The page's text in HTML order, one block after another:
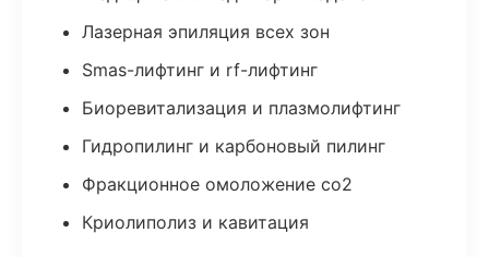
Лазерная эпиляция всех зон
Smas-лифтинг и rf-лифтинг
Биоревитализация и плазмолифтинг
Гидропилинг и карбоновый пилинг
Фракционное омоложение co2
Криолиполиз и кавитация